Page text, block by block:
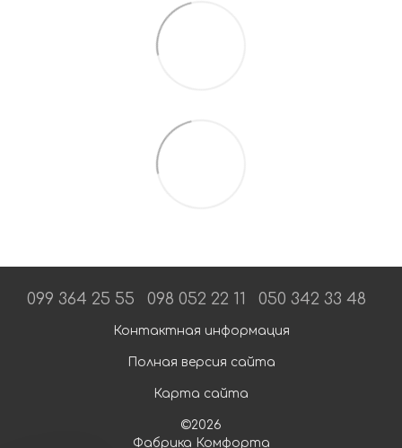
099 364 25 55 098 052 22 11 050 342 33 48
Контактная информация
Полная версия сайта
Карта сайта
©2026
Фабрика Комфорта